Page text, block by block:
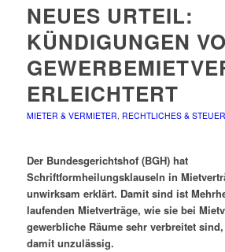
NEUES URTEIL:
KÜNDIGUNGEN
ERLEICHTERT
MIETER & VERMIETER, RECHTLICHES &
Der Bundesgerichtshof (BGH) hat
Schriftformheilungsklauseln in
unwirksam erklärt. Damit sind ist
laufenden Mietverträge, wie sie bei
gewerbliche Räume sehr verbreitet
damit unzulässig.